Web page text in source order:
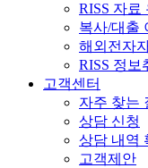
RISS 자료
복사/대출
해외전자
RISS 정보
고객센터
자주 찾는
상담 신청
상담 내역
고객제안